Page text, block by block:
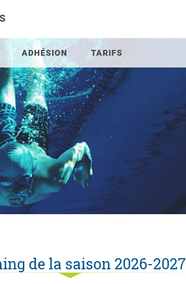
ADHÉSION TARIFS
de la saison 2026-2027